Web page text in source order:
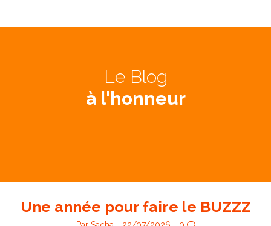
Le Blog
à l'honneur
Par Sacha - 22/07/2026 - 0